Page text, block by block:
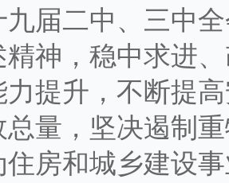
九届二中、三中
精神，稳中求进
力提升，不断提
总量，坚决遏制
住房和城乡建设